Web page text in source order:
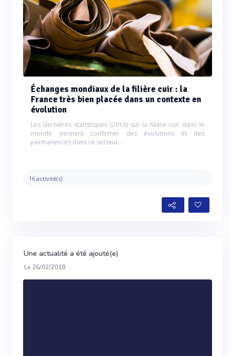
Échanges mondiaux de la filière cuir : la
France très bien placée dans un contexte en
évolution
Les dernières statistiques (2016) sur la filière cuir dans le
monde viennent confirmer des évolutions et des
permanences dans ce secteur…
16 activité(s)
Une actualité a été ajouté(e)
Le 26/02/2018